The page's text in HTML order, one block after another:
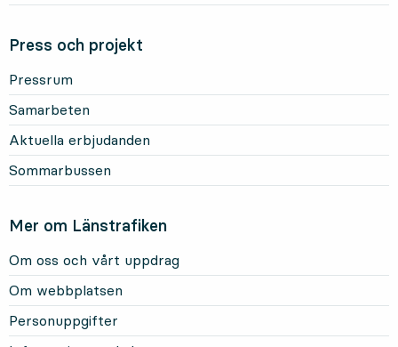
Press och projekt
Pressrum
Samarbeten
Aktuella erbjudanden
Sommarbussen
Mer om Länstrafiken
Om oss och vårt uppdrag
Om webbplatsen
Personuppgifter